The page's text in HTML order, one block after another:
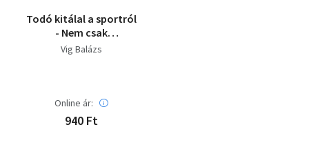
Todó kitálal a sportról
- Nem csak
győzteseknek
Vig Balázs
Online ár:
940 Ft